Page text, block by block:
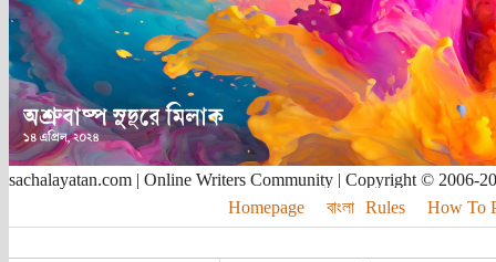
sachalayatan.com | Online Writers Community | Copyright © 2006-
Homepage
বাংলা Rules How To